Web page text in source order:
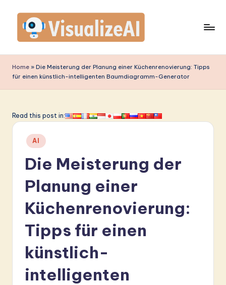
content
is
u
li
A
G
m
Home » Die Meisterung der Planung einer Küchenrenovierung: Tipps
für einen künstlich-intelligenten Baumdiagramm-Generator
Read this post in:
Posted
in
AI
Die Meisterung der
Planung einer
Küchenrenovierung:
Tipps für einen
künstlich-
intelligenten